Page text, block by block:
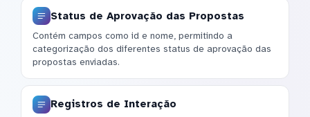
Status de Aprovação das Propostas
Contém campos como id e nome, permitindo a
categorização dos diferentes status de aprovação das
propostas enviadas.
Registros de Interação